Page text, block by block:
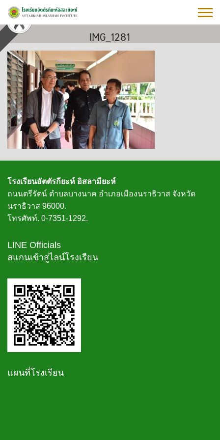
Skip
content
IMG_1281
โรงเรียนอัตตัรกียะห์ อิสลามียะห์
ถนนตรีรัตน์ ตำบลบางนาค อำเภอเมืองนราธิวาส จังหวัด
นราธิวาส 96000.
โทรศัพท์. 0-7351-1292.
LINE Officials
สแกนเข้าสู่ไลน์โรงเรียน
แผนที่โรงเรียน